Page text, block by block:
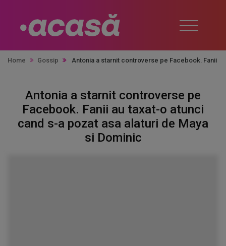
Home Gossip Antonia a starnit controverse pe Facebook. Fanii
Antonia a starnit controverse pe
Facebook. Fanii au taxat-o atunci
cand s-a pozat asa alaturi de Maya
si Dominic